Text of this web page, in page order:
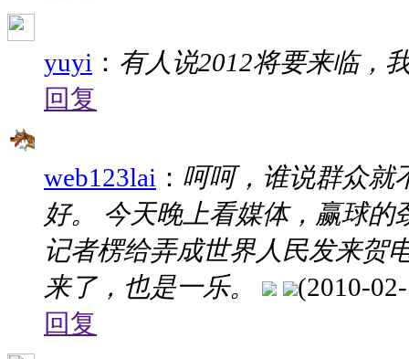
yuyi ： 有人说2012将要来临，
回复
web123lai ： 呵呵，谁说群众就
好。 今天晚上看媒体，赢球
记者楞给弄成世界人民发来贺
来了，也是一乐。
(2010-
回复